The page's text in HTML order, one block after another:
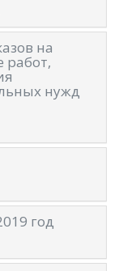
на
работ,
нужд
год